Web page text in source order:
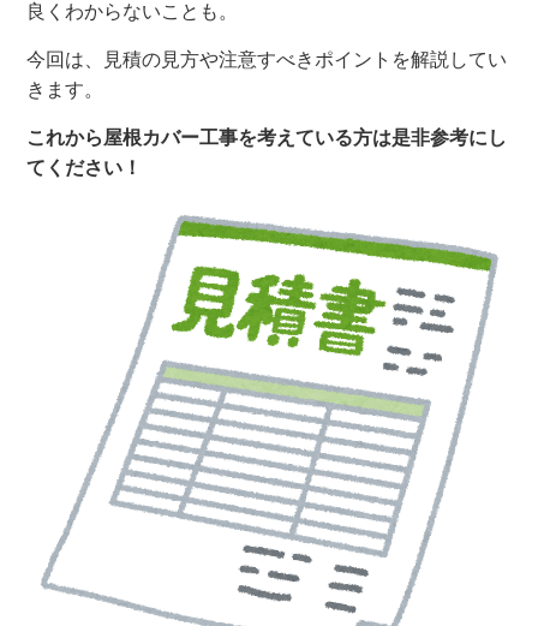
良くわからないことも。
今回は、見積の見方や注意すべきポイントを解説してい
きます。
これから屋根カバー工事を考えている方は是非参考にし
てください ！